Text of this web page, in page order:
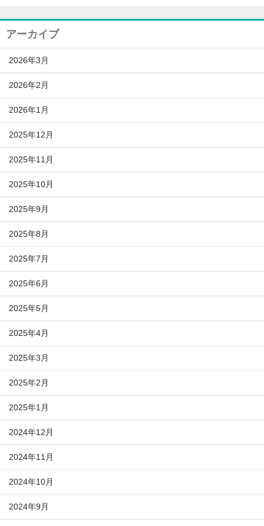
アーカイブ
2026年3月
2026年2月
2026年1月
2025年12月
2025年11月
2025年10月
2025年9月
2025年8月
2025年7月
2025年6月
2025年5月
2025年4月
2025年3月
2025年2月
2025年1月
2024年12月
2024年11月
2024年10月
2024年9月